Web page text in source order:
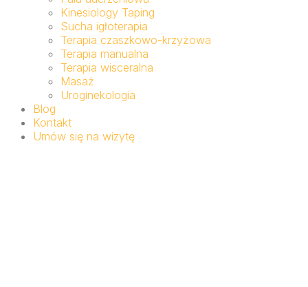
Kinesiology Taping
Sucha igłoterapia
Terapia czaszkowo-krzyżowa
Terapia manualna
Terapia wisceralna
Masaż
Uroginekologia
Blog
Kontakt
Umów się na wizytę